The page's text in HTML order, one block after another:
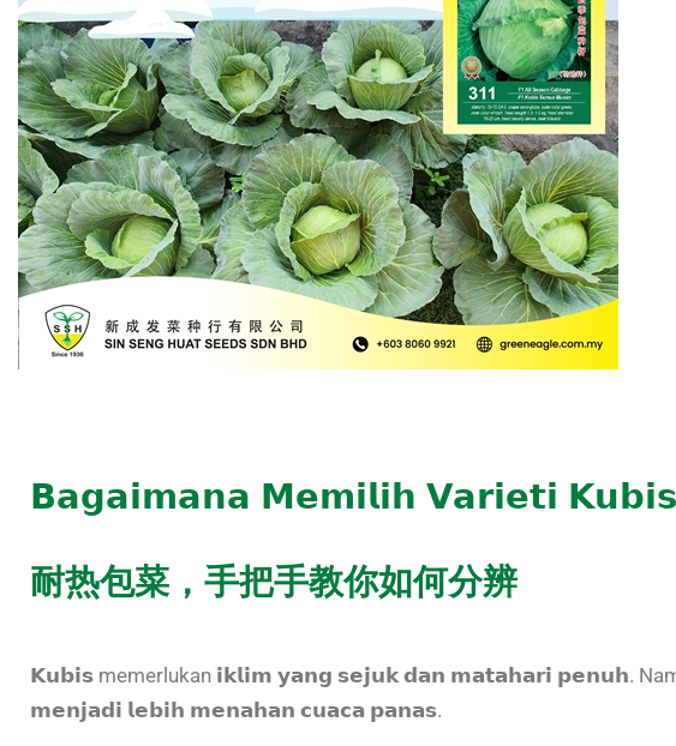
𝗕𝗮𝗴𝗮𝗶𝗺𝗮𝗻𝗮 𝗠𝗲𝗺𝗶𝗹𝗶𝗵 𝗩𝗮𝗿𝗶𝗲𝘁𝗶
耐热包菜，手把手教你如何分辨
𝗞𝘂𝗯𝗶𝘀 memerlukan 𝗶𝗸𝗹𝗶𝗺 𝘆𝗮𝗻𝗴 𝘀𝗲𝗷𝘂𝗸 𝗱𝗮𝗻 𝗺𝗮𝘁𝗮𝗵𝗮𝗿𝗶 𝗽𝗲𝗻𝘂𝗵.
𝗺𝗲𝗻𝗷𝗮𝗱𝗶 𝗹𝗲𝗯𝗶𝗵 𝗺𝗲𝗻𝗮𝗵𝗮𝗻 𝗰𝘂𝗮𝗰𝗮 𝗽𝗮𝗻𝗮𝘀.